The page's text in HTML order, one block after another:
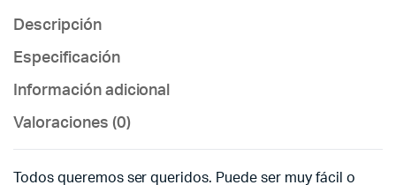
Descripción
Especificación
Información adicional
Valoraciones (0)
Todos queremos ser queridos. Puede ser muy fácil o